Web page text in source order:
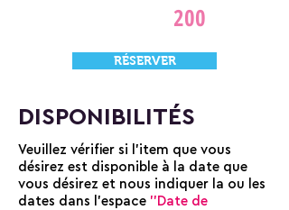
200
RÉSERVER
DISPONIBILITÉS
Veuillez vérifier si l'item que vous
désirez est disponible à la date que
vous désirez et nous indiquer la ou les
dates dans l'espace ''Date de